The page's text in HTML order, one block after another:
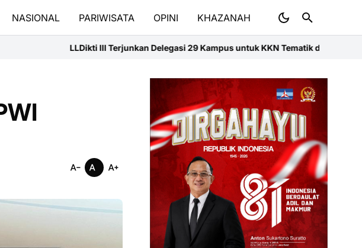
NASIONAL PARIWISATA OPINI KHAZANAH
III Terjunkan Delegasi 29 Kampus untuk KKN Tematik di SumbarMedan Jadi